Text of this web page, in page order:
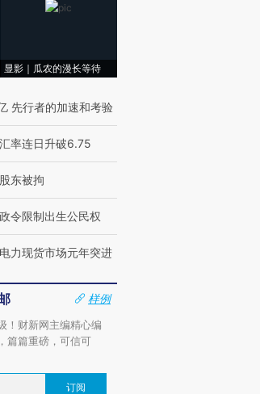
显影｜瓜农的漫长等待
先行者的加速和考验
率连日升破6.75
东被拘
令限制出生公民权
力现货市场元年突进
样例
！财新网主编精心编
篇篇重磅，可信可
订阅